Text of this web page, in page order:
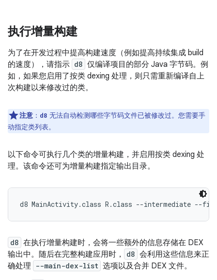
执行增量构建
为了在开发过程中提高构建速度（例如提高持续集成 build
的速度），请指示 d8 仅编译项目的部分 Java 字节码。例
如，如果您启用了按类 dexing 处理，则只需重新编译自上
次构建以来修改过的类。
注意 ： d8 无法自动检测哪些字节码文件已被修改过。您需要手
动指定类列表。
以下命令可执行几个类的增量构建，并启用按类 dexing 处
理。该命令还可为增量构建指定输出目录。
d8 在执行增量构建时，会将一些额外的信息存储在 DEX
输出中。随后在完整构建应用时，
d8 会利用这些信息来正
确处理 --main-dex-list 选项以及合并 DEX 文件。